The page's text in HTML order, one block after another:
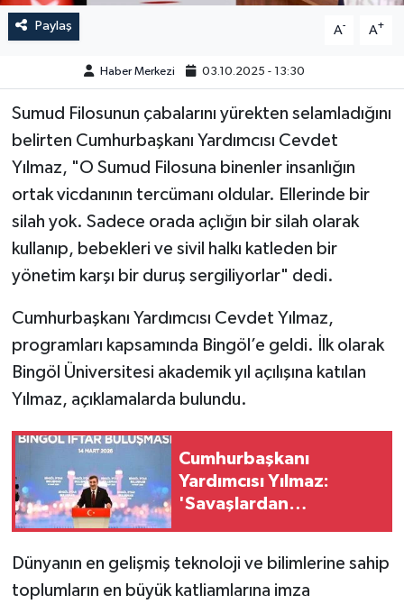
Paylaş A- A+
Haber Merkezi 03.10.2025 - 13:30
Sumud Filosunun çabalarını yürekten selamladığını
belirten Cumhurbaşkanı Yardımcısı Cevdet
Yılmaz, "O Sumud Filosuna binenler insanlığın
ortak vicdanının tercümanı oldular. Ellerinde bir
silah yok. Sadece orada açlığın bir silah olarak
kullanıp, bebekleri ve sivil halkı katleden bir
yönetim karşı bir duruş sergiliyorlar" dedi.
Cumhurbaşkanı Yardımcısı Cevdet Yılmaz,
programları kapsamında Bingöl’e geldi. İlk olarak
Bingöl Üniversitesi akademik yıl açılışına katılan
Yılmaz, açıklamalarda bulundu.
Cumhurbaşkanı
Yardımcısı Yılmaz:
'Savaşlardan
ederken bir taraftan da
iç cephemizi
Dünyanın en gelişmiş teknoloji ve bilimlerine sahip
toplumların en büyük katliamlarına imza
SİYASET
SPOR
TEKNOLOJİ